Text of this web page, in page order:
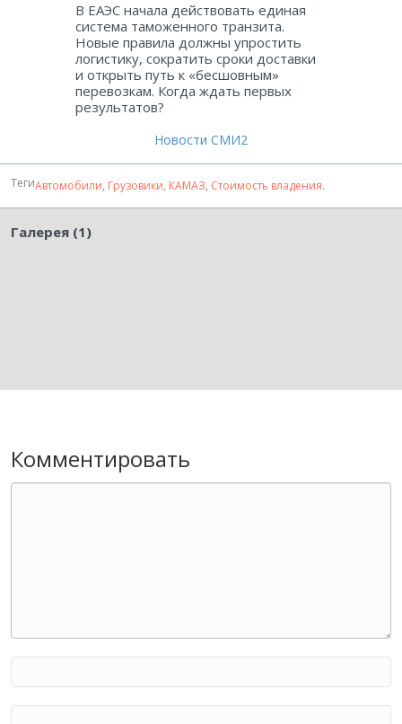
В ЕАЭС начала действовать единая
система таможенного транзита.
Новые правила должны упростить
логистику, сократить сроки доставки
и открыть путь к «бесшовным»
перевозкам. Когда ждать первых
результатов?
Новости СМИ2
ТегиАвтомобили, Грузовики, КАМАЗ, Стоимость владения.
Галерея (1)
Комментировать